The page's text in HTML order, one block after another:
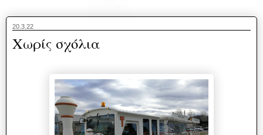
20.3.22
Χωρίς σχόλια